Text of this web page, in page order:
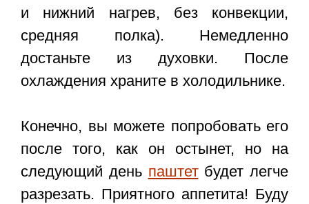
и нижний нагрев, без конвекции,
средняя полка). Немедленно
достаньте из духовки. После
охлаждения храните в холодильнике.
Конечно, вы можете попробовать его
после того, как он остынет, но на
следующий день паштетбудет легче
разрезать. Приятного аппетита! Буду